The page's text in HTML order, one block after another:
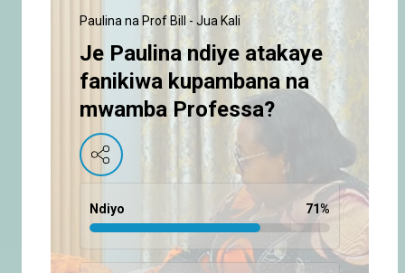
Paulina na Prof Bill - Jua Kali
Je Paulina ndiye atakaye
fanikiwa kupambana na
mwamba Professa?
Ndiyo 71%